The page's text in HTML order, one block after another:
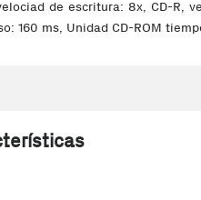
de escritura: 8x, CD-R,
160 ms, Unidad CD-ROM